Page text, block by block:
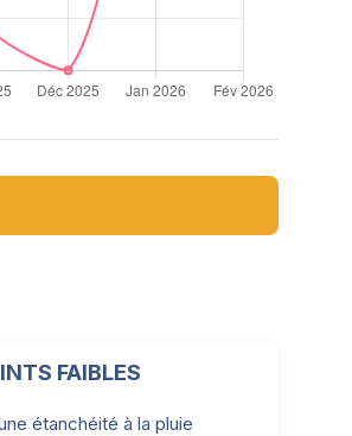
FAIBLES
étanchéité à la pluie